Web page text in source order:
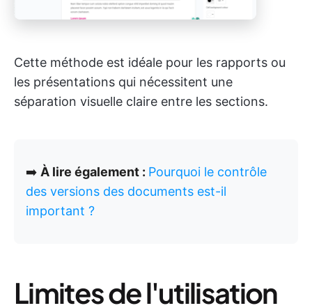
Cette méthode est idéale pour les rapports ou
les présentations qui nécessitent une
séparation visuelle claire entre les sections.
➡️ À lire également : Pourquoi le contrôle
des versions des documents est-il
important ?
Limites de l'utilisation